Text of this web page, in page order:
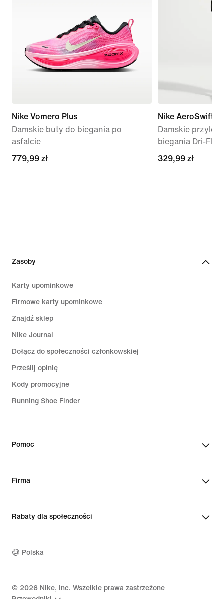
Nike Vomero Plus
Damskie buty do biegania po
asfalcie
779,99 zł
779,99 zł
Nike AeroSwift
Damskie
biegania Dri-FIT
329,99 zł
329,99 zł
Zasoby
Karty upominkowe
Firmowe karty upominkowe
Znajdź sklep
Nike Journal
Dołącz do społeczności członkowskiej
Prześlij opinię
Kody promocyjne
Running Shoe Finder
Pomoc
Firma
Rabaty dla społeczności
Polska
© 2026 Nike, Inc. Wszelkie prawa zastrzeżone